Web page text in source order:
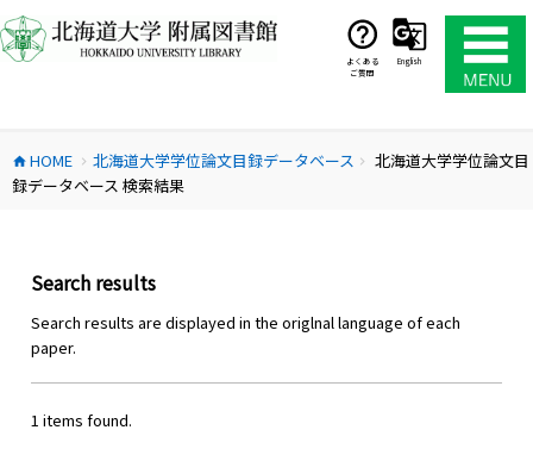
ン
テ
ス
キ
よくある
ご質問
English
home HOME chevron_right 北海道大学学位論文目録データベース chevron_right
北海道大学学位論文目
録データベース 検索結果
Search results
Search results are displayed in the origlnal language of each
paper.
1 items found.